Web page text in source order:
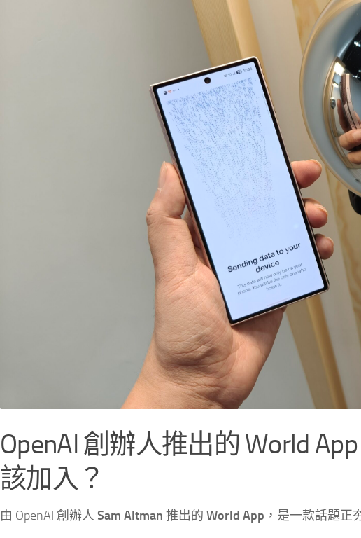
OpenAI 創辦人推出的 World
該加入？
由 OpenAI 創辦人 Sam Altman 推出的 World App ，是一款話題正